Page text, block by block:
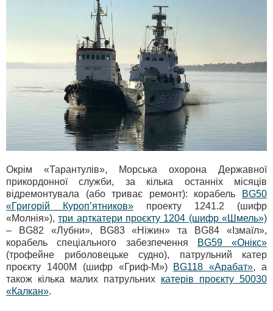
Окрім «Тарантулів», Морська охорона Державної
прикордонної служби, за кілька останніх місяців
відремонтувала (або триває ремонт): корабель
BG50
«Григорій Куроп’ятников» проекту 1241.2 (шифр
«Молнія»),три арткатери проєкту 1204 (шифр «Шмель»)
– BG82 «Лубни», BG83 «Ніжин» та BG84 «Ізмаїл»,
корабель спеціального забезпечення
BG59 «Онікс»
(трофейне риболовецьке судно), патрульний катер
проєкту 1400М (шифр «Гриф-М») BG118 «Арабат», а
також кілька малих патрульних катерів проєкту 50030
«Калкан».